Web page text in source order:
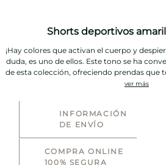
Shorts deportivos
¡Hay colores que activan el cuerpo y
duda, es uno de ellos. Este tono se ha
de esta colección, ofreciendo prendas que
ti, sin perder de vista el
Vibrante y vital, este tono se convierte
entrenar con alegría y decisión. En
deportivos amarillos para mujer
energiza y acompaña, sin perder de
ver más
INFORMACIÓN
DE ENVÍO
COMPRA ONLINE
100% SEGURA